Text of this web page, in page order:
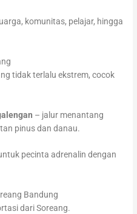
komunitas, pelajar, hingga
tidak terlalu ekstrem, cocok
– jalur menantang
pinus dan danau.
pecinta adrenalin dengan
Bandung
dari Soreang.